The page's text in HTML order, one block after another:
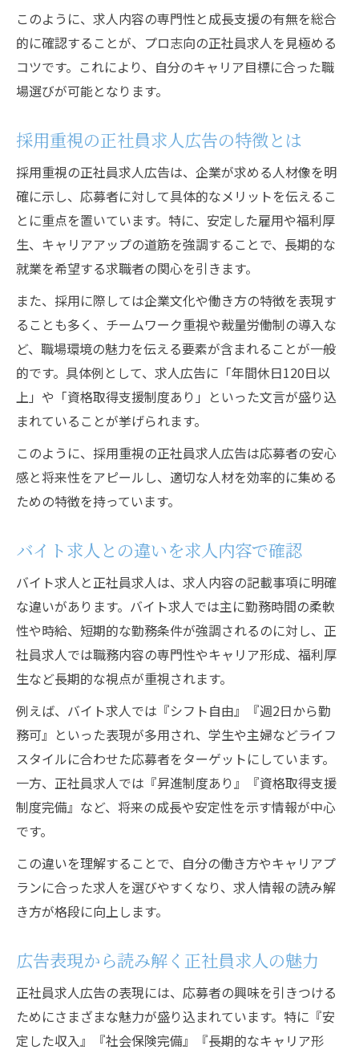
このように、求人内容の専門性と成長支援の有無を総合
的に確認することが、プロ志向の正社員求人を見極める
コツです。これにより、自分のキャリア目標に合った職
場選びが可能となります。
採用重視の正社員求人広告の特徴とは
採用重視の正社員求人広告は、企業が求める人材像を明
確に示し、応募者に対して具体的なメリットを伝えるこ
とに重点を置いています。特に、安定した雇用や福利厚
生、キャリアアップの道筋を強調することで、長期的な
就業を希望する求職者の関心を引きます。
また、採用に際しては企業文化や働き方の特徴を表現す
ることも多く、チームワーク重視や裁量労働制の導入な
ど、職場環境の魅力を伝える要素が含まれることが一般
的です。具体例として、求人広告に「年間休日120日以
上」や「資格取得支援制度あり」といった文言が盛り込
まれていることが挙げられます。
このように、採用重視の正社員求人広告は応募者の安心
感と将来性をアピールし、適切な人材を効率的に集める
ための特徴を持っています。
バイト求人との違いを求人内容で確認
バイト求人と正社員求人は、求人内容の記載事項に明確
な違いがあります。バイト求人では主に勤務時間の柔軟
性や時給、短期的な勤務条件が強調されるのに対し、正
社員求人では職務内容の専門性やキャリア形成、福利厚
生など長期的な視点が重視されます。
例えば、バイト求人では『シフト自由』『週2日から勤
務可』といった表現が多用され、学生や主婦などライフ
スタイルに合わせた応募者をターゲットにしています。
一方、正社員求人では『昇進制度あり』『資格取得支援
制度完備』など、将来の成長や安定性を示す情報が中心
です。
この違いを理解することで、自分の働き方やキャリアプ
ランに合った求人を選びやすくなり、求人情報の読み解
き方が格段に向上します。
広告表現から読み解く正社員求人の魅力
正社員求人広告の表現には、応募者の興味を引きつける
ためにさまざまな魅力が盛り込まれています。特に『安
定した収入』『社会保険完備』『長期的なキャリア形